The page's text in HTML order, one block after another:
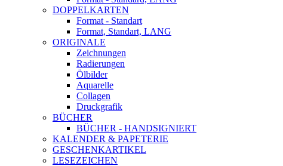
DOPPELKARTEN
Format - Standart
Format, Standart, LANG
ORIGINALE
Zeichnungen
Radierungen
Ölbilder
Aquarelle
Collagen
Druckgrafik
BÜCHER
BÜCHER - HANDSIGNIERT
KALENDER & PAPETERIE
GESCHENKARTIKEL
LESEZEICHEN